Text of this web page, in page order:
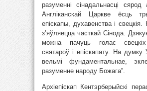
разуменні сінадальнасці сярод
Англіканскай Царкве ёсць
епіскапы, духавенства і свецкія.
з’яўляецца часткай Сінода.
можна пачуць голас свецкіх
святароў і епіскапату. На думку
вельмі фундаментальнае,
разуменне народу Божага”.
Архіепіскап Кентэрберыйскі